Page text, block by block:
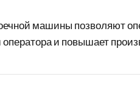
машины позволяют
и повышает